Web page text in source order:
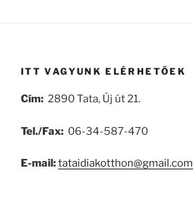
ITT VAGYUNK ELÉRHETŐEK
Cím: 2890 Tata, Új út 21.
Tel./Fax: 06-34-587-470
E-mail:tataidiakotthon@gmail.com